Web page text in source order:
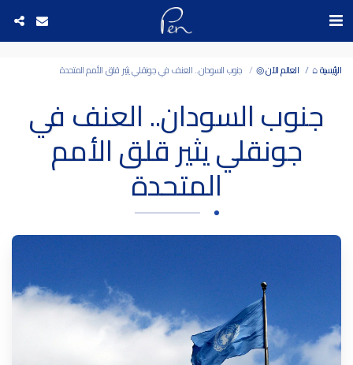
الرئيسية ⌂ العالم الآن ◎ جنوب السودان.. العنف في جونقلي يثير قلق الأمم المتحدة
جنوب السودان.. العنف في
جونقلي يثير قلق الأمم
المتحدة